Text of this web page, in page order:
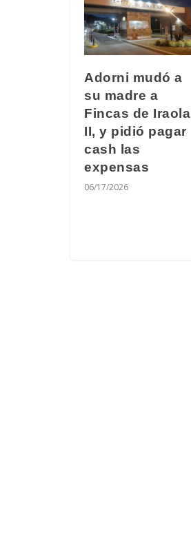
Adorni mudó a
su madre a
Fincas de Iraola
II, y pidió pagar
cash las
expensas
06/17/2026